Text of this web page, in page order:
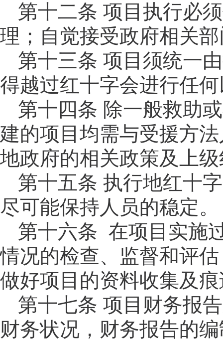
第十二条 项目执行必
理；自觉接受政府相关
第十三条 项目须统一由
得越过红十字会进行任
第十四条 除一般救助
建的项目均需与受援方
地政府的相关政策及上
第十五条 执行地红十
尽可能保持人员的稳定。
第十六条 在项目实施
情况的检查、监督和评
做好项目的资料收集及
第十七条 项目财务报
财务状况，财务报告的